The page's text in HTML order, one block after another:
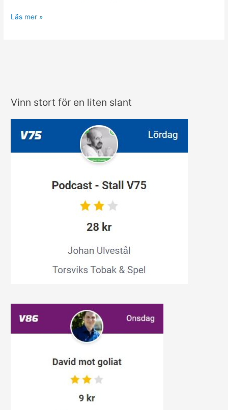
Vinster
Läs mer »
Vinn stort för en liten slant